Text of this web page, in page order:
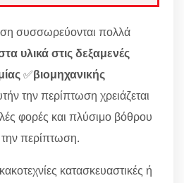
συσσωρεύονται πολλά
υλικά στις δεξαμενές
✅βιομηχανικής
την περίπτωση χρειάζεται
φορές και πλύσιμο βόθρου
περίπτωση.
κατασκευαστικές ή